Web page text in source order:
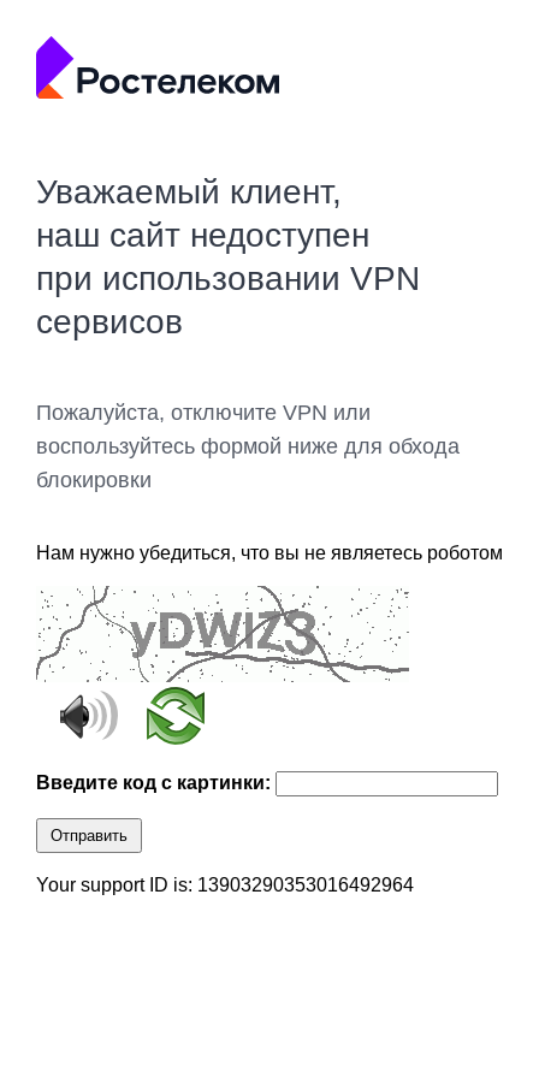
Уважаемый клиент,
наш сайт недоступен
при использовании VPN
сервисов
Пожалуйста, отключите VPN или
воспользуйтесь формой ниже для обхода
блокировки
Нам нужно убедиться, что вы не являетесь роботом
Введите код с картинки:
Отправить
Your support ID is: 13903290353016492964